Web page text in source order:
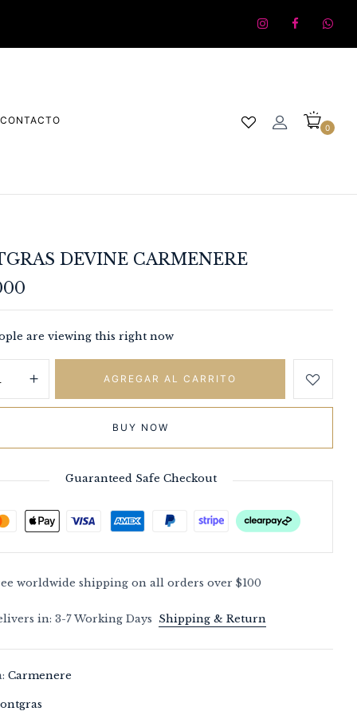
CONTACTO
0
DEVINE CARMENERE
are viewing this right now
AGREGAR AL CARRITO
BUY NOW
Guaranteed Safe Checkout
worldwide shipping on all orders over $100
in: 3-7 Working Days Shipping & Return
Carmenere